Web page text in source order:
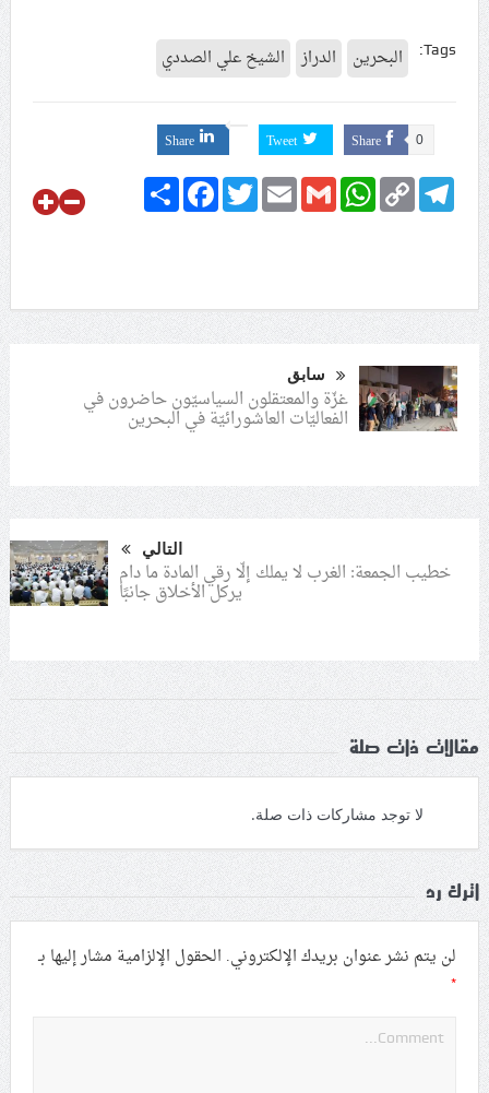
Tags: البحرين الدراز الشيخ علي الصددي
Share 0
Tweet
Share
ShareFacebookTwitterEmailGmail
WhatsApp Copy
Link
Telegram
سابق
غزّة والمعتقلون السياسيّون حاضرون في
الفعاليّات العاشورائيّة في البحرين
التالي
خطيب الجمعة: الغرب لا يملك إلّا رقي المادة ما دام
يركل الأخلاق جانبًا
مقالات ذات صلة
لا توجد مشاركات ذات صلة.
اترك رد
لن يتم نشر عنوان بريدك الإلكتروني. الحقول الإلزامية مشار إليها بـ
*